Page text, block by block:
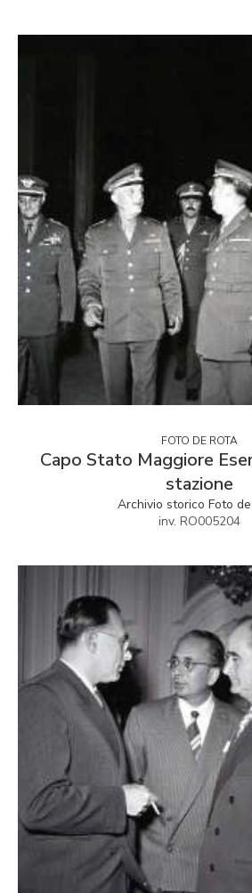
FOTO DE ROTA
Capo Stato Maggiore
stazione
Archivio storico Foto
inv. RO005204